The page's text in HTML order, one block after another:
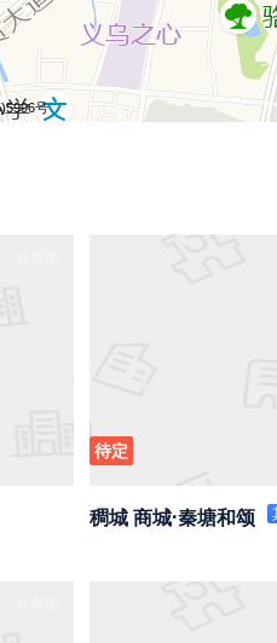
号
待定
稠城 商城·秦塘和颂